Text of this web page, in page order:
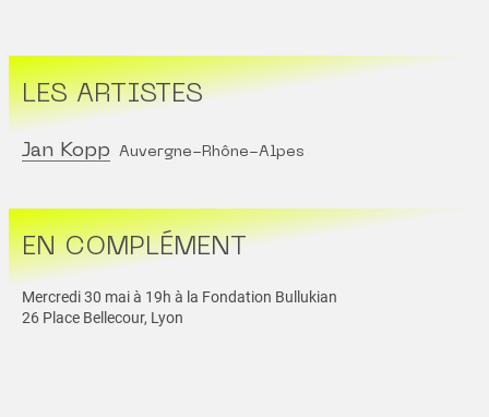
LES ARTISTES
Jan Kopp Auvergne-Rhône-Alpes
EN COMPLÉMENT
Mercredi 30 mai à 19h à la Fondation Bullukian
26 Place Bellecour, Lyon